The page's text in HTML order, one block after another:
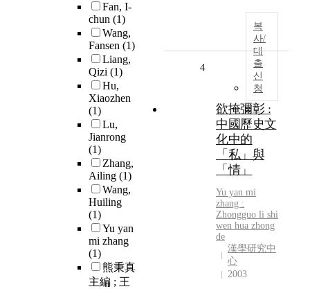
Fan, I-
chun (1)
Wang,
Fansen (1)
Liang,
Qizi (1)
Hu,
Xiaozhen
(1)
Lu,
Jianrong
(1)
Zhang,
Ailing (1)
Wang,
Huiling
(1)
Yu yan
mi zhang
(1)
熊秉真
主編 ; 王
복
사/
대
출
신
청
4
欲掩彌彰 :
中國歷史文
化中的
「私」與
「情」
Yu yan mi
zhang :
Zhongguo li shi
wen hua zhong
de
漢學研究中
心
2003